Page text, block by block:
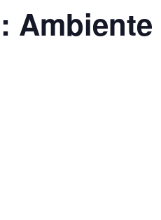
Ambiente